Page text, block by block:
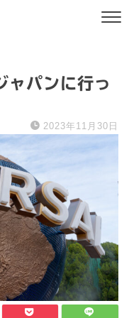
ャパンに行っ
2023年11月30日